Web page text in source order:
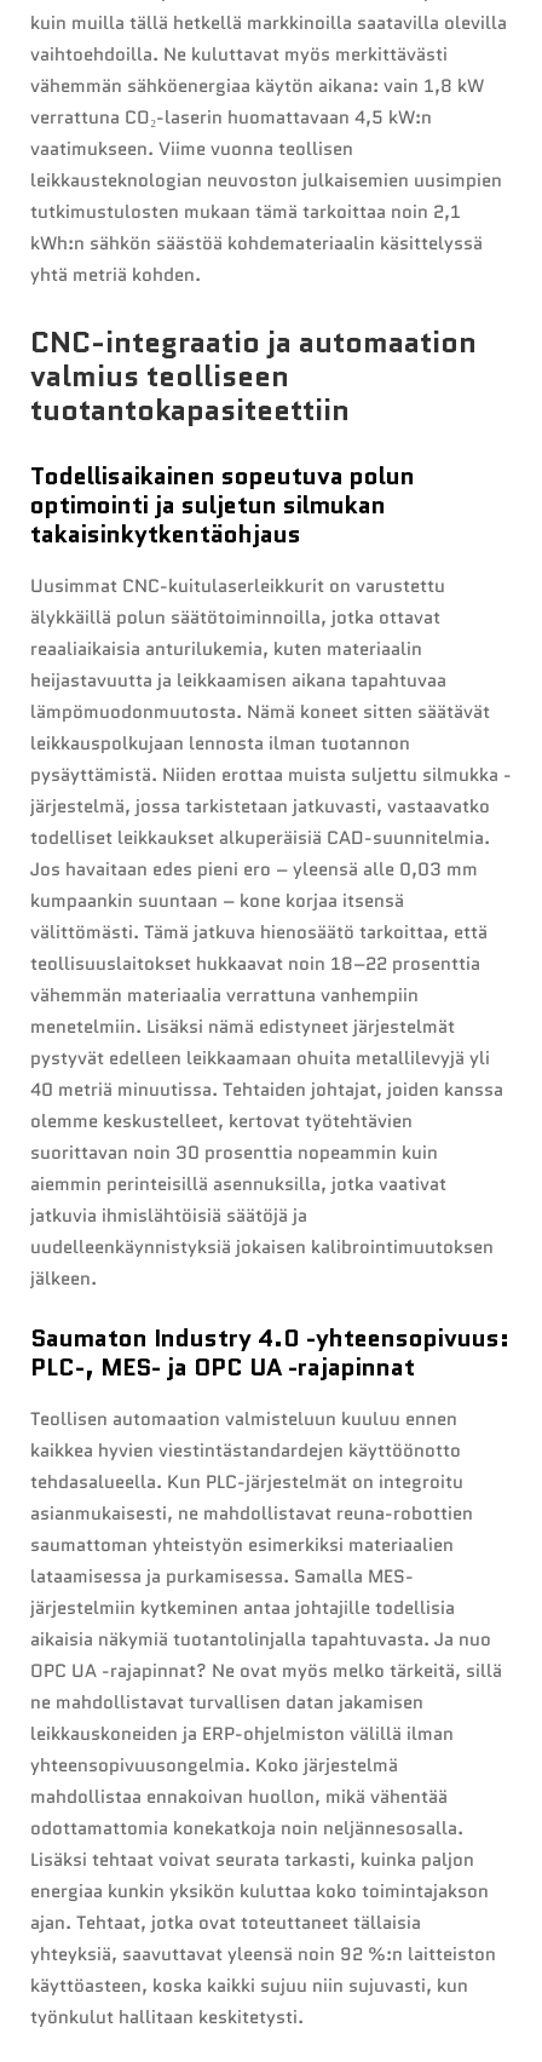
kuin muilla tällä hetkellä markkinoilla saatavilla olevilla
vaihtoehdoilla. Ne kuluttavat myös merkittävästi
vähemmän sähköenergiaa käytön aikana: vain 1,8 kW
verrattuna CO₂-laserin huomattavaan 4,5 kW:n
vaatimukseen. Viime vuonna teollisen
leikkausteknologian neuvoston julkaisemien uusimpien
tutkimustulosten mukaan tämä tarkoittaa noin 2,1
kWh:n sähkön säästöä kohdemateriaalin käsittelyssä
yhtä metriä kohden.
CNC-integraatio ja automaation
valmius teolliseen
tuotantokapasiteettiin
Todellisaikainen sopeutuva polun
optimointi ja suljetun silmukan
takaisinkytkentäohjaus
Uusimmat CNC-kuitulaserleikkurit on varustettu
älykkäillä polun säätötoiminnoilla, jotka ottavat
reaaliaikaisia anturilukemia, kuten materiaalin
heijastavuutta ja leikkaamisen aikana tapahtuvaa
lämpömuodonmuutosta. Nämä koneet sitten säätävät
leikkauspolkujaan lennosta ilman tuotannon
pysäyttämistä. Niiden erottaa muista suljettu silmukka -
järjestelmä, jossa tarkistetaan jatkuvasti, vastaavatko
todelliset leikkaukset alkuperäisiä CAD-suunnitelmia.
Jos havaitaan edes pieni ero – yleensä alle 0,03 mm
kumpaankin suuntaan – kone korjaa itsensä
välittömästi. Tämä jatkuva hienosäätö tarkoittaa, että
teollisuuslaitokset hukkaavat noin 18–22 prosenttia
vähemmän materiaalia verrattuna vanhempiin
menetelmiin. Lisäksi nämä edistyneet järjestelmät
pystyvät edelleen leikkaamaan ohuita metallilevyjä yli
40 metriä minuutissa. Tehtaiden johtajat, joiden kanssa
olemme keskustelleet, kertovat työtehtävien
suorittavan noin 30 prosenttia nopeammin kuin
aiemmin perinteisillä asennuksilla, jotka vaativat
jatkuvia ihmislähtöisiä säätöjä ja
uudelleenkäynnistyksiä jokaisen kalibrointimuutoksen
jälkeen.
Saumaton Industry 4.0 -yhteensopivuus:
PLC-, MES- ja OPC UA -rajapinnat
Teollisen automaation valmisteluun kuuluu ennen
kaikkea hyvien viestintästandardejen käyttöönotto
tehdasalueella. Kun PLC-järjestelmät on integroitu
asianmukaisesti, ne mahdollistavat reuna-robottien
saumattoman yhteistyön esimerkiksi materiaalien
lataamisessa ja purkamisessa. Samalla MES-
järjestelmiin kytkeminen antaa johtajille todellisia
aikaisia näkymiä tuotantolinjalla tapahtuvasta. Ja nuo
OPC UA -rajapinnat? Ne ovat myös melko tärkeitä, sillä
ne mahdollistavat turvallisen datan jakamisen
leikkauskoneiden ja ERP-ohjelmiston välillä ilman
yhteensopivuusongelmia. Koko järjestelmä
mahdollistaa ennakoivan huollon, mikä vähentää
odottamattomia konekatkoja noin neljännesosalla.
Lisäksi tehtaat voivat seurata tarkasti, kuinka paljon
energiaa kunkin yksikön kuluttaa koko toimintajakson
ajan. Tehtaat, jotka ovat toteuttaneet tällaisia
yhteyksiä, saavuttavat yleensä noin 92 %:n laitteiston
käyttöasteen, koska kaikki sujuu niin sujuvasti, kun
työnkulut hallitaan keskitetysti.